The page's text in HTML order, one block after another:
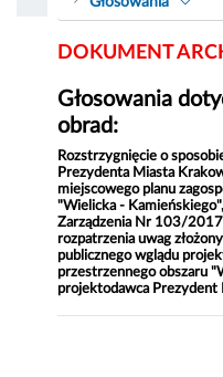
DOKUMENT
Głosowania
obrad:
Rozstrzygnięcie o
Prezydenta Miasta
miejscowego planu
"Wielicka -
Zarządzenia Nr 103/
rozpatrzenia uwag
publicznego wglądu
przestrzennego obszaru
projektodawca